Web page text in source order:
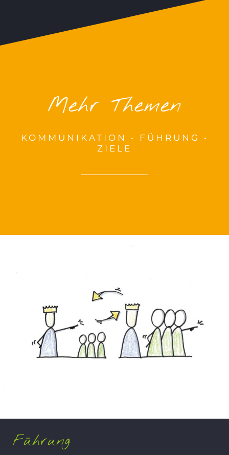
Mehr Themen
KOMMUNIKATION • FÜHRUNG •
ZIELE
Führung